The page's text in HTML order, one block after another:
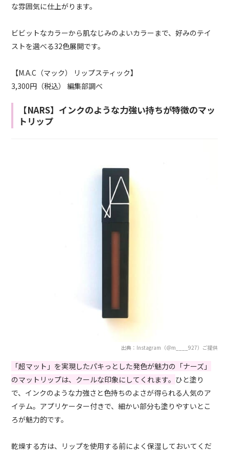
な雰囲気に仕上がります。
ビビットなカラーから肌なじみのよいカラーまで、好みのテイ
ストを選べる32色展開です。
【M.A.C（マック） リップスティック】
3,300円（税込） 編集部調べ
【NARS】インクのような力強い持ちが特徴のマッ
トリップ
出典：Instagram（＠m____927）ご提供
「超マット」を実現したパキっとした発色が魅力の「ナーズ」
のマットリップは、クールな印象にしてくれます。 ひと塗り
で、インクのような力強さと色持ちのよさが得られる人気のア
イテム。アプリケーター付きで、細かい部分も塗りやすいとこ
ろが魅力的です。
乾燥する方は、リップを使用する前によく保湿しておいてくだ